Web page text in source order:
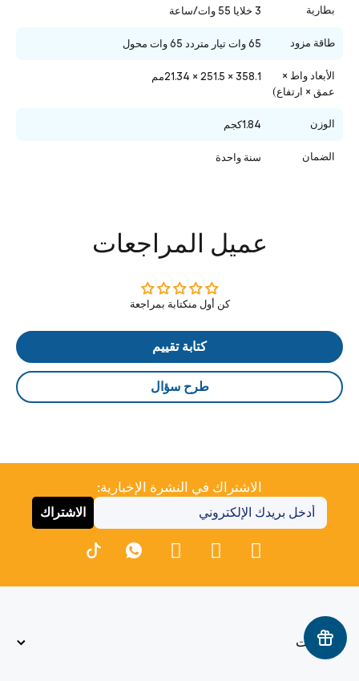
بطارية 3 خلايا 55 وات/ساعة
طاقة مزود 65 وات تيار متردد 65 وات محول
الأبعاد واط ×
عمق × ارتفاع)
358.1 × 251.5 × 21.34مم
الوزن 1.84كجم
الضمان سنة واحدة
عميل المراجعات
كن أول منكتابة بمراجعة
كتابة تقييم
طرح سؤال
الاشتراك في النشرة الإخبارية:
الاشتراك
معلومات